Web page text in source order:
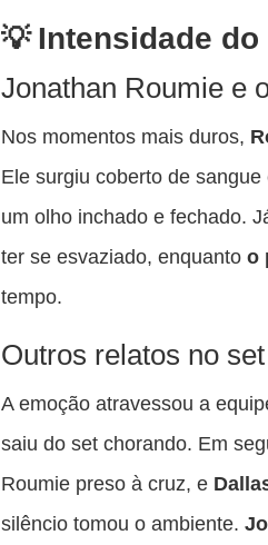
Intensidade do
Jonathan Roumie e
Nos momentos mais duros,
Ele surgiu coberto de
um olho inchado e fechado.
ter se esvaziado, enquantoo
tempo.
Outros relatos no set
A emoção atravessou a
saiu do set chorando. Em
Roumie preso à cruz, e
silêncio tomou o ambiente.